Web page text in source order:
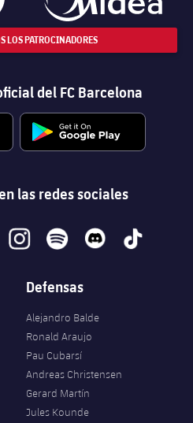
LOS PATROCINADORES
del FC Barcelona
las redes sociales
instagramspotify discord tiktok
Defensas
Alejandro Balde
Ronald Araujo
Pau Cubarsí
Andreas Christensen
Gerard Martín
Jules Kounde